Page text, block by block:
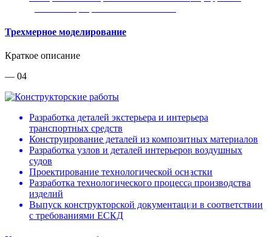
Трехмерное моделирование
Краткое описание
— 04
Разработка деталей экстерьера и интерьера
транспортных средств
Конструирование деталей из композитных материалов
Разработка узлов и деталей интерьеров воздушных
судов
Проектирование технологической оснастки
Разработка технологического процесса производства
изделий
Выпуск конструкторской документации в соответствии
с требованиями ЕСКД